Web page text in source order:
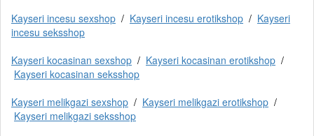
Kayseri incesu sexshop / Kayseri incesu erotikshop / Kayseri
incesu seksshop
Kayseri kocasinan sexshop / Kayseri kocasinan erotikshop /
Kayseri kocasinan seksshop
Kayseri melikgazi sexshop / Kayseri melikgazi erotikshop /
Kayseri melikgazi seksshop